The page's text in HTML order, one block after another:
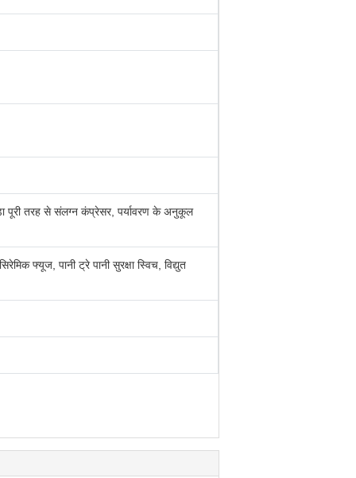
पूरी तरह से संलग्न कंप्रेसर, पर्यावरण के अनुकूल
फ्यूज, पानी ट्रे पानी सुरक्षा स्विच, विद्युत